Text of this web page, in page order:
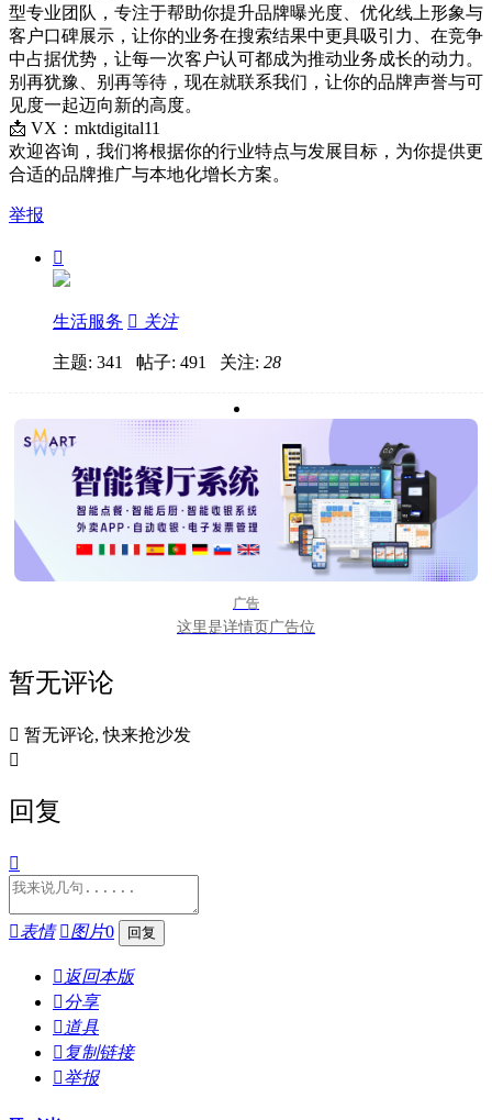
型专业团队，专注于帮助你提升品牌曝光度、优化线上形象与
客户口碑展示，让你的业务在搜索结果中更具吸引力、在竞争
中占据优势，让每一次客户认可都成为推动业务成长的动力。
别再犹豫、别再等待，现在就联系我们，让你的品牌声誉与可
见度一起迈向新的高度。
📩 VX：mktdigital11
欢迎咨询，我们将根据你的行业特点与发展目标，为你提供更
合适的品牌推广与本地化增长方案。
举报

生活服务  关注
主题: 341 帖子: 491 关注: 28
广告
这里是详情页广告位
暂无评论
 暂无评论, 快来抢沙发

回复

表情 图片0
 返回本版
分享
 道具
 复制链接
举报